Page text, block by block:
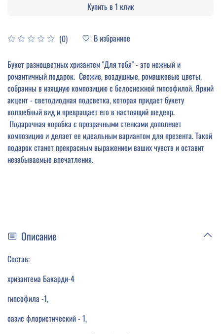
(0) В избранное
Купить в 1 клик
Букет разноцветных хризантем "Для тебя" - это нежный и
романтичный подарок. Свежие, воздушные, ромашковые цветы,
собранны в изящную композицию с белоснежной гипсофилой. Яркий
акцент - светодиодная подсветка, которая придает букету
волшебный вид и превращает его в настоящий шедевр.
Подарочная коробка с прозрачными стенками дополняет
композицию и делает ее идеальным вариантом для презента. Такой
подарок станет прекрасным выражением ваших чувств и оставит
незабываемые впечатления.
Описание
Состав:
хризантема Бакарди-4
гипсофила -1,
оазис флористический - 1,